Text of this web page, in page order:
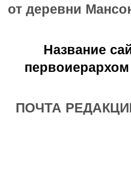
от деревни
Название
ПОЧТА